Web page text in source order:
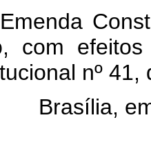
com
nº 41,
Brasília,